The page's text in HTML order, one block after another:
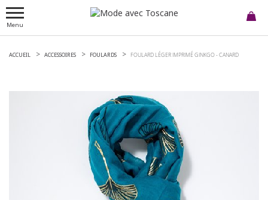
Menu
ACCUEIL ACCESSOIRES FOULARDS FOULARD LÉGER IMPRIMÉ GINKGO -CANARD